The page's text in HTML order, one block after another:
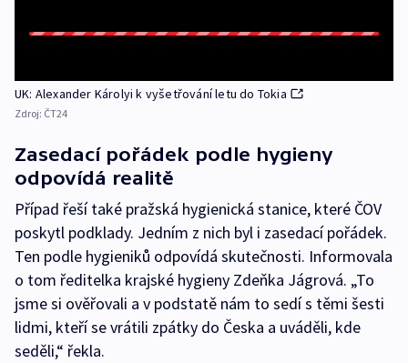
UK: Alexander Károlyi k vyšetřování letu do Tokia
Zdroj: ČT24
Zasedací pořádek podle hygieny
odpovídá realitě
Případ řeší také pražská hygienická stanice, které ČOV
poskytl podklady. Jedním z nich byl i zasedací pořádek.
Ten podle hygieniků odpovídá skutečnosti. Informovala
o tom ředitelka krajské hygieny Zdeňka Jágrová. „To
jsme si ověřovali a v podstatě nám to sedí s těmi šesti
lidmi, kteří se vrátili zpátky do Česka a uváděli, kde
seděli,“ řekla.